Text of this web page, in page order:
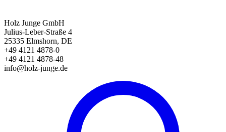
Holz Junge GmbH
Julius-Leber-Straße 4
25335 Elmshorn, DE
+49 4121 4878-0
+49 4121 4878-48
info@holz-junge.de